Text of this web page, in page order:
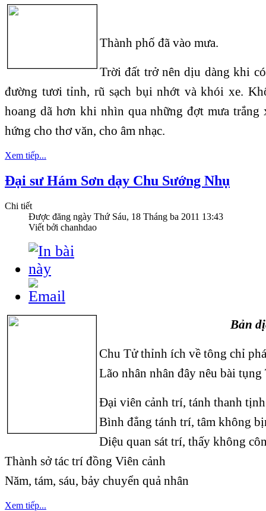
Thành phố đã vào mưa.
Trời đất trở nên dịu dàng khi
đường tươi tỉnh, rũ sạch bụi nhớt và khói xe.
hoang dã hơn khi nhìn qua những đợt mưa trắng
hứng cho thơ văn, cho âm nhạc.
Xem tiếp...
Đại sư Hám Sơn dạy Chu Sướng Nhụ
Chi tiết
Được đăng ngày Thứ Sáu, 18 Tháng ba 2011 13:43
Viết bởi chanhdao
Bản
Chu Tử thỉnh ích về tông chỉ
Lão nhân nhân đây nêu bài
Đại viên cảnh trí, tánh thanh tịnh
Bình đẳng tánh trí, tâm không
Diệu quan sát trí, thấy không
Thành sở tác trí đồng Viên cảnh
Năm, tám, sáu, bảy chuyển quả nhân
Xem tiếp...